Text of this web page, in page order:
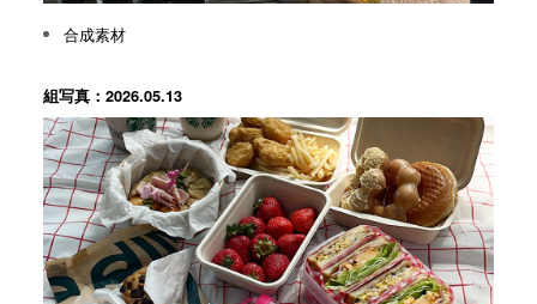
合成素材
組写真：2026.05.13